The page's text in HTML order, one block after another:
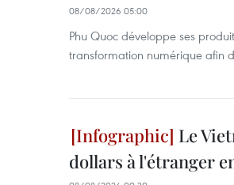
08/08/2026 05:00
Phu Quoc développe ses
transformation numérique afin
Le
dollars à l'étranger